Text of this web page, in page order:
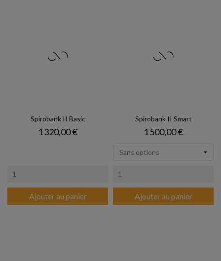
Spirobank II Basic
Prix
1 320,00 €
Ajouter au panier
Spirobank II Smart
Prix
1 500,00 €
Ajouter au panier